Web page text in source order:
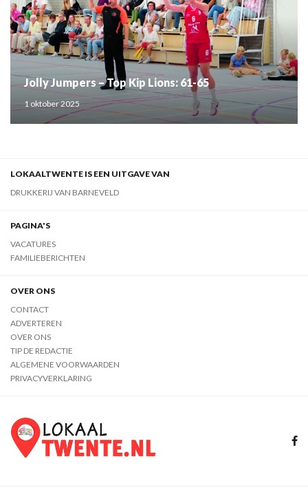
Jolly Jumpers – Top Kip Lions: 61-65
1 oktober 2025
LOKAALTWENTE IS EEN UITGAVE VAN
DRUKKERIJ VAN BARNEVELD
PAGINA'S
VACATURES
FAMILIEBERICHTEN
OVER ONS
CONTACT
ADVERTEREN
OVER ONS
TIP DE REDACTIE
ALGEMENE VOORWAARDEN
PRIVACYVERKLARING